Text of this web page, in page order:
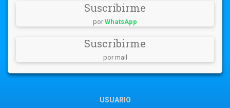
Suscribirme
por WhatsApp
Suscribirme
por mail
USUARIO